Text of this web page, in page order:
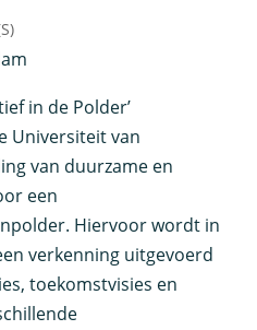
in de Polder’
Universiteit van
van duurzame en
een
Hiervoor wordt in
verkenning uitgevoerd
toekomstvisies en